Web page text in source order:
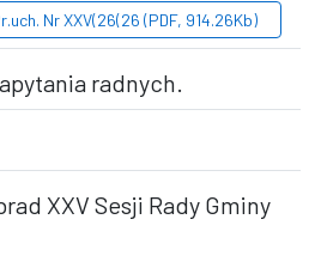
Nr XXV(26(26 (PDF, 914.26Kb)
radnych.
XXV Sesji Rady Gminy